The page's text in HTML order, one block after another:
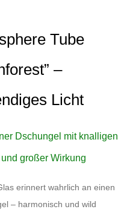
Tube
–
Licht
Dschungel mit knalligen
großer Wirkung
erinnert wahrlich an einen
– harmonisch und wild